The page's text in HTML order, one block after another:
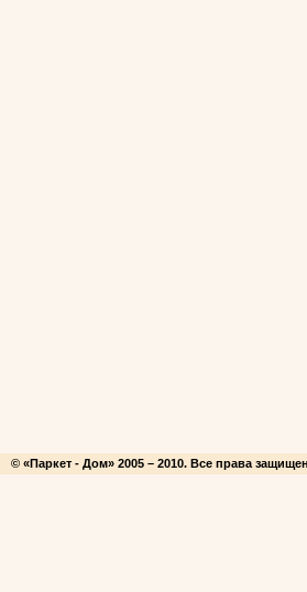
© «Паркет - Дом» 2005 – 2010. Все права